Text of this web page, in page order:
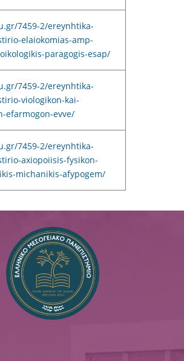
7459-2/ereynhtika-
elaiokomias-amp-
paragogis-esap/
7459-2/ereynhtika-
viologikon-kai-
efarmogon-evve/
7459-2/ereynhtika-
axiopoiisis-fysikon-
michanikis-afypogem/